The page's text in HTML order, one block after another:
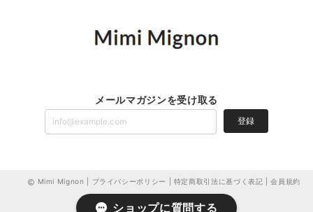
メールマガジンを受け取る
登録
Mimi Mignon | プライバシーポリシー 特定商取引法に基づく表記 |会員規約
ショップに質問する